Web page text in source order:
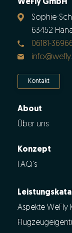
WeFly GmbH
Sophie-
63452
06181-
Kontakt
About
Über uns
Konzept
FAQ's
Aspekte WeFly